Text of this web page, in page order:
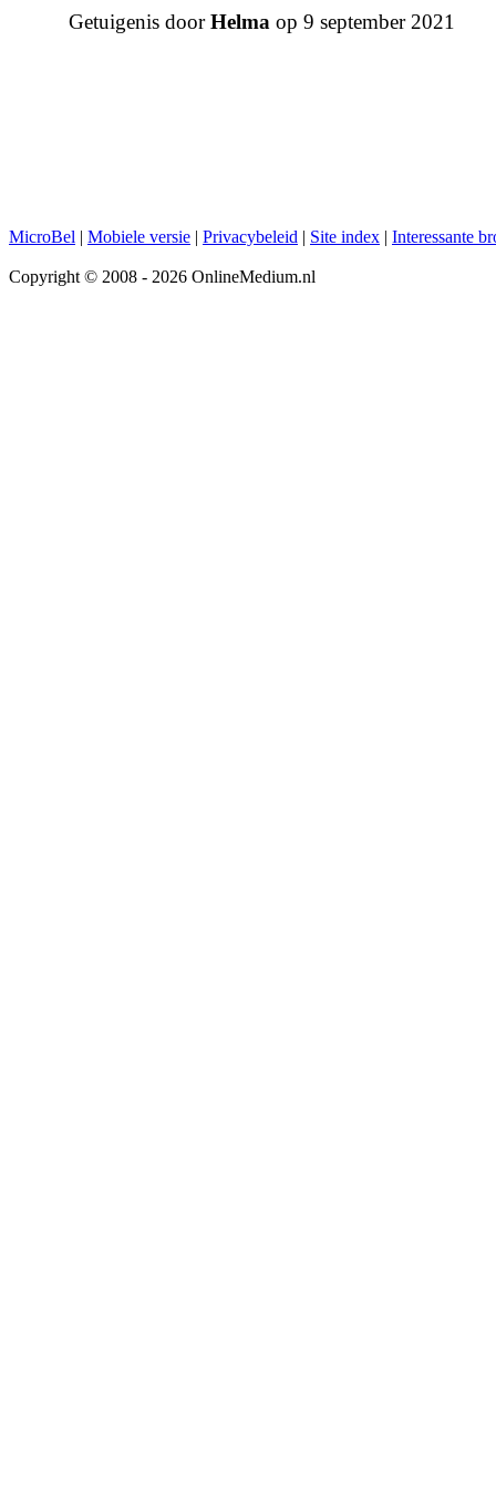
Getuigenis doorHelma op 9 september 2021
MicroBel | Mobiele versie | Privacybeleid | Site index | Interessante
Copyright © 2008 - 2026 OnlineMedium.nl